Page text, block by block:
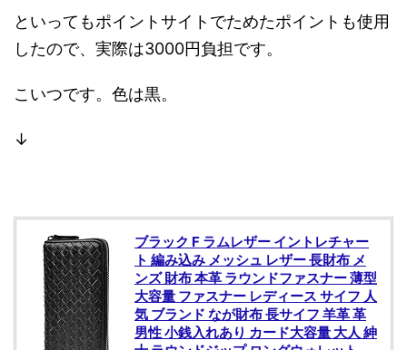
といってもポイントサイトでためたポイントも使用
したので、実際は3000円負担です。
こいつです。色は黒。
↓
ブラック F ラムレザー イントレチャー
ト 編み込み メッシュ レザー 長財布 メ
ンズ 財布 本革 ラウンドファスナー 薄型
大容量 ファスナー レディース サイフ 人
気 ブランド なが財布 長サイフ 羊革 革
男性 小銭入れあり カード大容量 大人 紳